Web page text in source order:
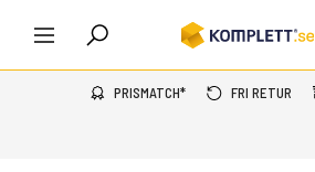
PRISMATCH* FRI RETUR